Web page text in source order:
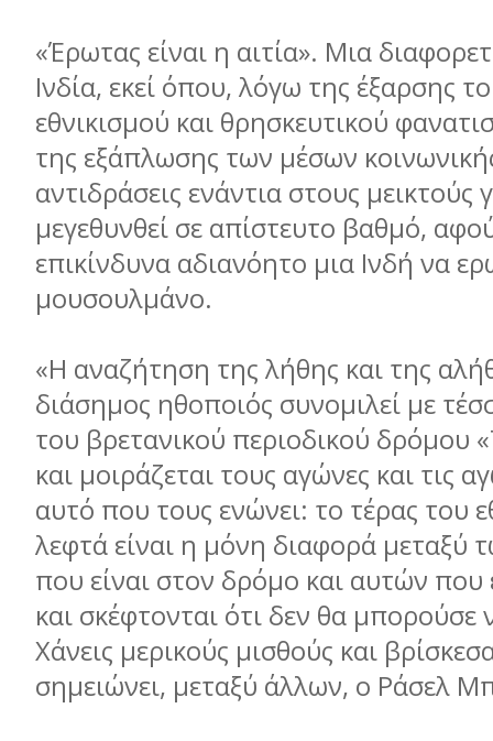
«Έρωτας είναι η αιτία». Μια
Ινδία, εκεί όπου, λόγω της έξαρσης
εθνικισμού και θρησκευτικού
της εξάπλωσης των μέσων
αντιδράσεις ενάντια στους μεικτούς
μεγεθυνθεί σε απίστευτο βαθμό,
επικίνδυνα αδιανόητο μια Ινδή να
μουσουλμάνο.
«Η αναζήτηση της λήθης και της
διάσημος ηθοποιός συνομιλεί με
του βρετανικού περιοδικού δρόμου
και μοιράζεται τους αγώνες και τις
αυτό που τους ενώνει: το τέρας του
λεφτά είναι η μόνη διαφορά
που είναι στον δρόμο και αυτών που
και σκέφτονται ότι δεν θα μπορούσε
Χάνεις μερικούς μισθούς και
σημειώνει, μεταξύ άλλων, ο Ράσελ